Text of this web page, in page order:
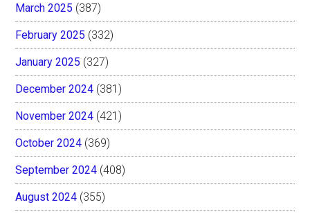
March 2025 (387)
February 2025 (332)
January 2025 (327)
December 2024 (381)
November 2024 (421)
October 2024 (369)
September 2024 (408)
August 2024 (355)